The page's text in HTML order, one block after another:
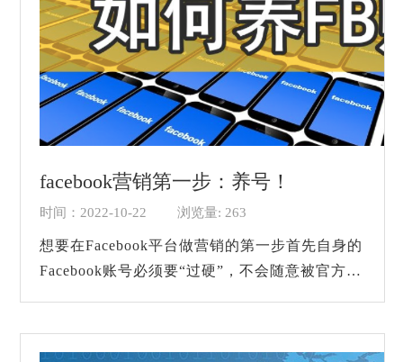
facebook营销第一步：养号！
时间：2022-10-22 浏览量: 263
想要在Facebook平台做营销的第一步首先自身的
Facebook账号必须要“过硬”，不会随意被官方封